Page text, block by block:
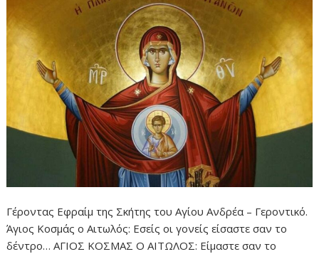
Γέροντας Εφραίμ της Σκήτης του Αγίου Ανδρέα – Γεροντικό.
Άγιος Κοσμάς ο Αιτωλός: Εσείς οι γονείς είσαστε σαν το
δέντρο… ΑΓΙΟΣ ΚΟΣΜΑΣ Ο ΑΙΤΩΛΟΣ: Είμαστε σαν το